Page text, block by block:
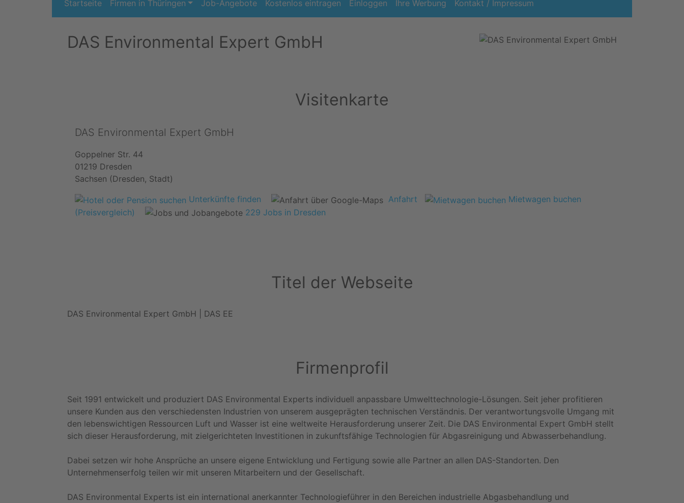
Startseite Firmen in Thüringen Job-Angebote Kostenlos eintragen Einloggen Ihre Werbung Kontakt / Impressum
DAS Environmental Expert GmbH
Visitenkarte
DAS Environmental Expert GmbH
Goppelner Str. 44
01219 Dresden
Sachsen (Dresden, Stadt)
Unterkünfte finden
Anfahrt
Mietwagen buchen
(Preisvergleich)
229 Jobs in Dresden
Titel der Webseite
DAS Environmental Expert GmbH | DAS EE
Firmenprofil
Seit 1991 entwickelt und produziert DAS Environmental Experts individuell anpassbare Umwelttechnologie-Lösungen. Seit jeher profitieren
unsere Kunden aus den verschiedensten Industrien von unserem ausgeprägten technischen Verständnis. Der verantwortungsvolle Umgang mit
den lebenswichtigen Ressourcen Luft und Wasser ist eine weltweite Herausforderung unserer Zeit. Die DAS Environmental Expert GmbH stellt
sich dieser Herausforderung, mit zielgerichteten Investitionen in zukunftsfähige Technologien für Abgasreinigung und Abwasserbehandlung.
Dabei setzen wir hohe Ansprüche an unsere eigene Entwicklung und Fertigung sowie alle Partner an allen DAS-Standorten. Den
Unternehmenserfolg teilen wir mit unseren Mitarbeitern und der Gesellschaft.
DAS Environmental Experts ist ein international anerkannter Technologieführer in den Bereichen industrielle Abgasbehandlung und